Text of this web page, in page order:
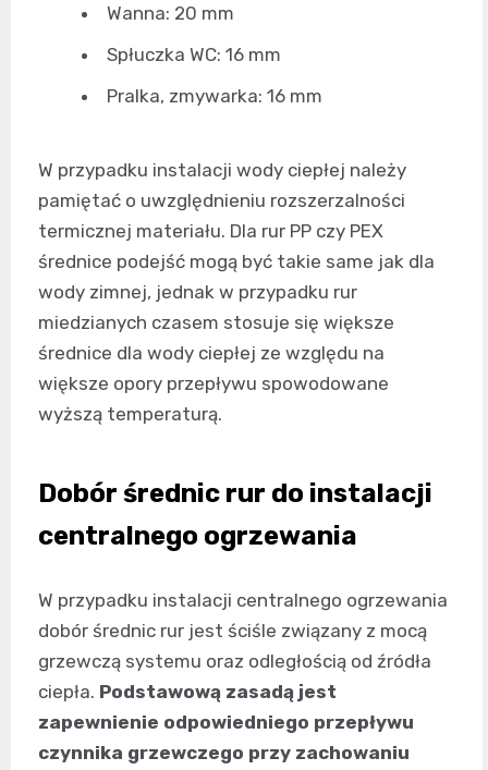
Wanna: 20 mm
Spłuczka WC: 16 mm
Pralka, zmywarka: 16 mm
W przypadku instalacji wody ciepłej należy
pamiętać o uwzględnieniu rozszerzalności
termicznej materiału. Dla rur PP czy PEX
średnice podejść mogą być takie same jak dla
wody zimnej, jednak w przypadku rur
miedzianych czasem stosuje się większe
średnice dla wody ciepłej ze względu na
większe opory przepływu spowodowane
wyższą temperaturą.
Dobór średnic rur do instalacji
centralnego ogrzewania
W przypadku instalacji centralnego ogrzewania
dobór średnic rur jest ściśle związany z mocą
grzewczą systemu oraz odległością od źródła
ciepła. Podstawową zasadą jest
zapewnienie odpowiedniego przepływu
czynnika grzewczego przy zachowaniu